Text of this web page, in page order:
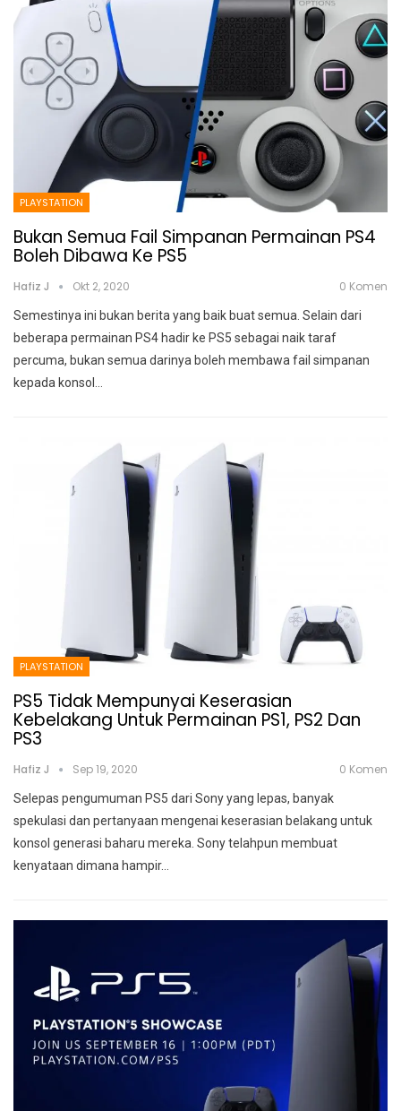
PLAYSTATION
Bukan Semua Fail Simpanan Permainan PS4
Boleh Dibawa Ke PS5
Hafiz J Okt 2, 2020 0 Komen
Semestinya ini bukan berita yang baik buat semua. Selain dari
beberapa permainan PS4 hadir ke PS5 sebagai naik taraf
percuma, bukan semua darinya boleh membawa fail simpanan
kepada konsol
PLAYSTATION
PS5 Tidak Mempunyai Keserasian
Kebelakang Untuk Permainan PS1, PS2 Dan
PS3
Hafiz J Sep 19, 2020 0 Komen
Selepas pengumuman PS5 dari Sony yang lepas, banyak
spekulasi dan pertanyaan mengenai keserasian belakang untuk
konsol generasi baharu mereka. Sony telahpun membuat
kenyataan dimana hampir…